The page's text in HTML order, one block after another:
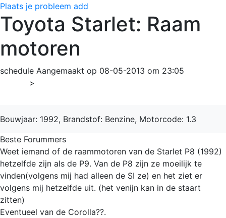
Plaats je probleem add
Toyota Starlet: Raam
motoren
schedule Aangemaakt op 08-05-2013 om 23:05
>
Bouwjaar: 1992, Brandstof: Benzine, Motorcode: 1.3
Beste Forummers
Weet iemand of de raammotoren van de Starlet P8 (1992)
hetzelfde zijn als de P9. Van de P8 zijn ze moeilijk te
vinden(volgens mij had alleen de SI ze) en het ziet er
volgens mij hetzelfde uit. (het venijn kan in de staart
zitten)
Eventueel van de Corolla??.